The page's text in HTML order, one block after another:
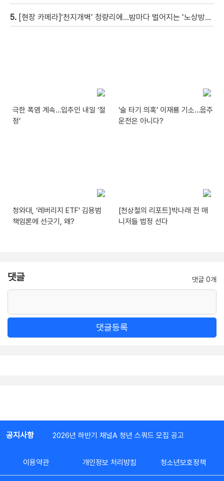
5. [현장 카메라]‘천지개벽’ 청량리에…밤마다 벌어지는 ‘노상방뇨 전쟁’
극한 폭염 계속…입추인 내일 ‘절
정’
‘술 타기 의혹’ 이재룡 기소…음주
운전은 아니다?
청와대, ‘레버리지 ETF’ 김용범
책임론에 선긋기, 왜?
[천상철의 리포트]박나래 전 매
니저들 법정 선다
댓글 댓글 0개
댓글등록
공지사항 2026년 하반기 채널A 청년 스쿼드 모집 공고
이용약관 개인정보 처리방침 청소년보호정책